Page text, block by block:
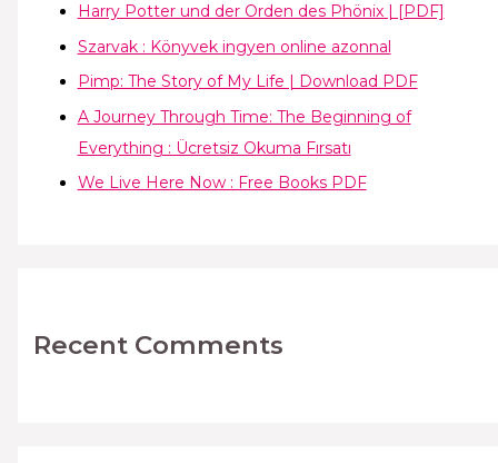
Harry Potter und der Orden des Phönix | [PDF]
Szarvak : Könyvek ingyen online azonnal
Pimp: The Story of My Life | Download PDF
A Journey Through Time: The Beginning of
Everything : Ücretsiz Okuma Fırsatı
We Live Here Now : Free Books PDF
Recent Comments